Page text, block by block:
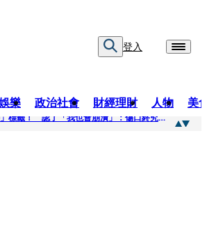
登入
樂 政治社會 財經理財 人物 美
蔡依珊撕掉「完美」標籤！ 認了「我也會崩潰」：傷口終究會癒合